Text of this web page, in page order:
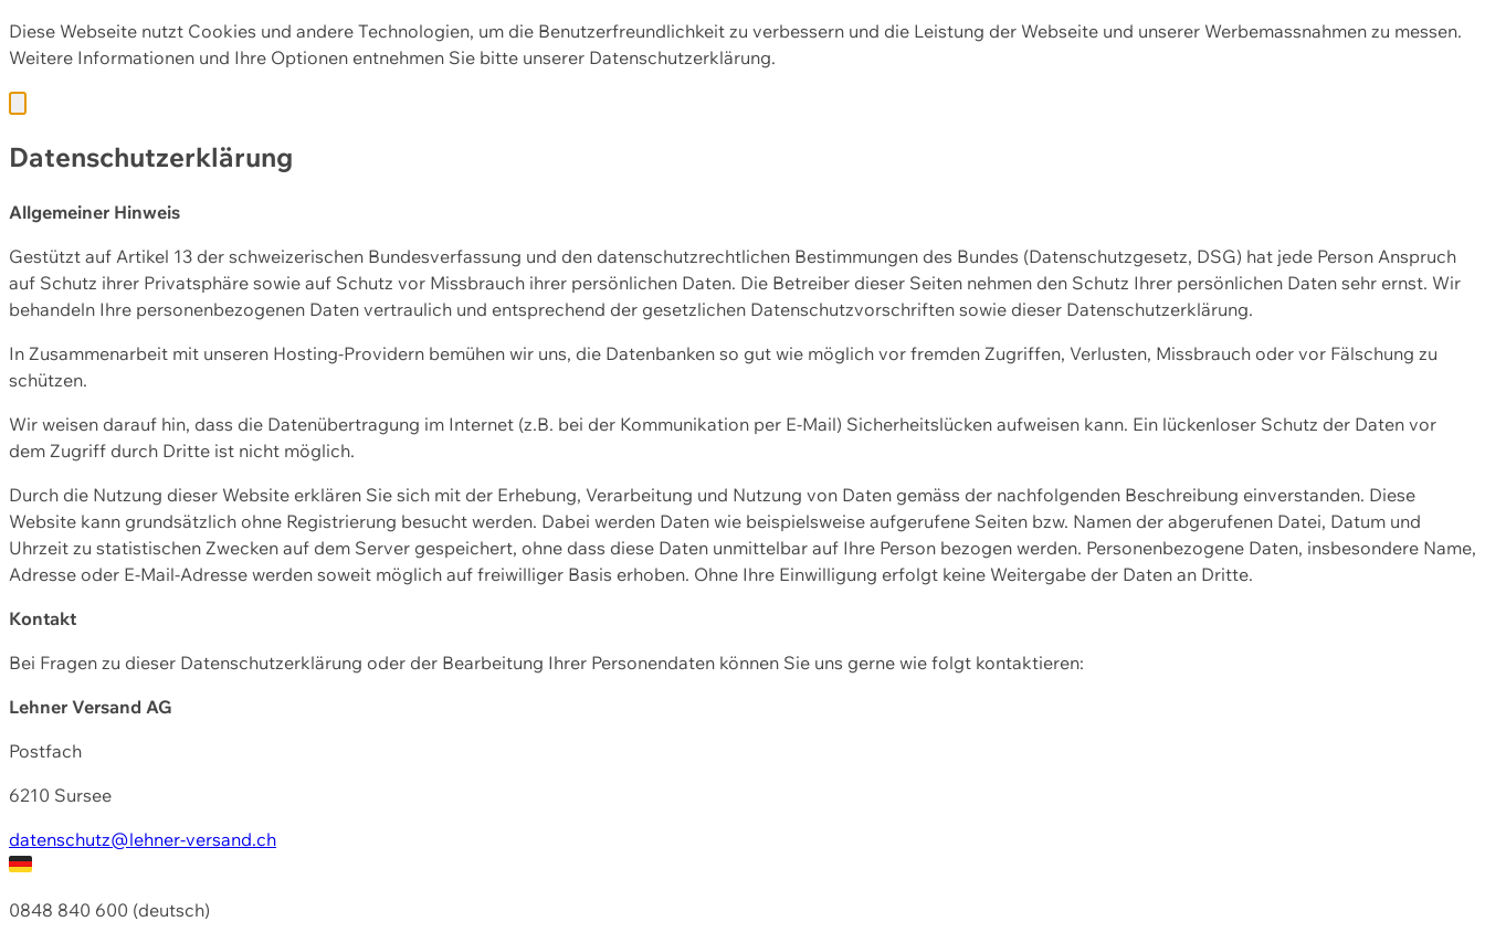
Diese Webseite nutzt Cookies und andere Technologien, um die Benutzerfreundlichkeit zu verbessern und die Leistung der Webseite und unserer Werbemassnahmen zu messen.
Weitere Informationen und Ihre Optionen entnehmen Sie bitte unserer Datenschutzerklärung.
Datenschutzerklärung
Allgemeiner Hinweis
Gestützt auf Artikel 13 der schweizerischen Bundesverfassung und den datenschutzrechtlichen Bestimmungen des Bundes (Datenschutzgesetz, DSG) hat jede Person Anspruch
auf Schutz ihrer Privatsphäre sowie auf Schutz vor Missbrauch ihrer persönlichen Daten. Die Betreiber dieser Seiten nehmen den Schutz Ihrer persönlichen Daten sehr ernst. Wir
behandeln Ihre personenbezogenen Daten vertraulich und entsprechend der gesetzlichen Datenschutzvorschriften sowie dieser Datenschutzerklärung.
In Zusammenarbeit mit unseren Hosting-Providern bemühen wir uns, die Datenbanken so gut wie möglich vor fremden Zugriffen, Verlusten, Missbrauch oder vor Fälschung zu
schützen.
Wir weisen darauf hin, dass die Datenübertragung im Internet (z.B. bei der Kommunikation per E-Mail) Sicherheitslücken aufweisen kann. Ein lückenloser Schutz der Daten vor
dem Zugriff durch Dritte ist nicht möglich.
Durch die Nutzung dieser Website erklären Sie sich mit der Erhebung, Verarbeitung und Nutzung von Daten gemäss der nachfolgenden Beschreibung einverstanden. Diese
Website kann grundsätzlich ohne Registrierung besucht werden. Dabei werden Daten wie beispielsweise aufgerufene Seiten bzw. Namen der abgerufenen Datei, Datum und
Uhrzeit zu statistischen Zwecken auf dem Server gespeichert, ohne dass diese Daten unmittelbar auf Ihre Person bezogen werden. Personenbezogene Daten, insbesondere Name,
Adresse oder E-Mail-Adresse werden soweit möglich auf freiwilliger Basis erhoben. Ohne Ihre Einwilligung erfolgt keine Weitergabe der Daten an Dritte.
Kontakt
Bei Fragen zu dieser Datenschutzerklärung oder der Bearbeitung Ihrer Personendaten können Sie uns gerne wie folgt kontaktieren:
Lehner Versand AG
Postfach
6210 Sursee
datenschutz@lehner-versand.ch
0848 840 600 (deutsch)